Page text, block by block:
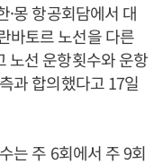
몽 항공회담에서 대
바토르 노선을 다른
노선 운항횟수와 운항
과 합의했다고 17일
는 주 6회에서 주 9회